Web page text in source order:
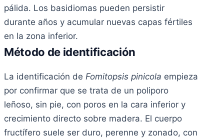
pálida. Los basidiomas pueden persistir
durante años y acumular nuevas capas fértiles
en la zona inferior.
Método de identificación
La identificación de Fomitopsis pinicola empieza
por confirmar que se trata de un poliporo
leñoso, sin pie, con poros en la cara inferior y
crecimiento directo sobre madera. El cuerpo
fructífero suele ser duro, perenne y zonado, con